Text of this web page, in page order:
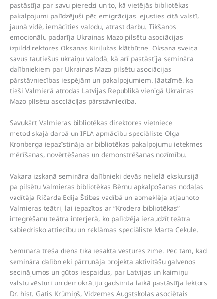
pastāstīja par savu pieredzi un to, kā vietējās bibliotēkas
pakalpojumi palīdzējuši pēc emigrācijas iejusties citā valstī,
jaunā vidē, iemācīties valodu, atrast darbu. Tikšanos
emocionālu padarīja Ukrainas Mazo pilsētu asociācijas
izpilddirektores Oksanas Kiriļukas klātbūtne. Oksana sveica
savus tautiešus ukraiņu valodā, kā arī pastāstīja semināra
dalībniekiem par Ukrainas Mazo pilsētu asociācijas
pārstāvniecības iespējām un pakalpojumiem. Jāatzīmē, ka
tieši Valmierā atrodas Latvijas Republikā vienīgā Ukrainas
Mazo pilsētu asociācijas pārstāvniecība.
Savukārt Valmieras bibliotēkas direktores vietniece
metodiskajā darbā un IFLA apmācību speciāliste Olga
Kronberga iepazīstināja ar bibliotēkas pakalpojumu ietekmes
mērīšanas, novērtēšanas un demonstrēšanas nozīmību.
Vakara izskaņā semināra dalībnieki devās nelielā ekskursijā
pa pilsētu Valmieras bibliotēkas Bērnu apkalpošanas nodaļas
vadītāja Ričarda Edija Štibes vadībā un apmeklēja atjaunoto
Valmieras teātri, lai iepazītos ar “Krodera bibliotēkas”
integrēšanu teātra interjerā, ko palīdzēja ieraudzīt teātra
sabiedrisko attiecību un reklāmas speciāliste Marta Cekule.
Semināra trešā diena tika iesākta vēstures zīmē. Pēc tam, kad
semināra dalībnieki pārrunāja projekta aktivitāšu galvenos
secinājumos un gūtos iespaidus, par Latvijas un kaimiņu
valstu vēsturi un demokrātiju gadsimta laikā pastāstīja lektors
Dr. hist. Gatis Krūmiņš, Vidzemes Augstskolas asociētais